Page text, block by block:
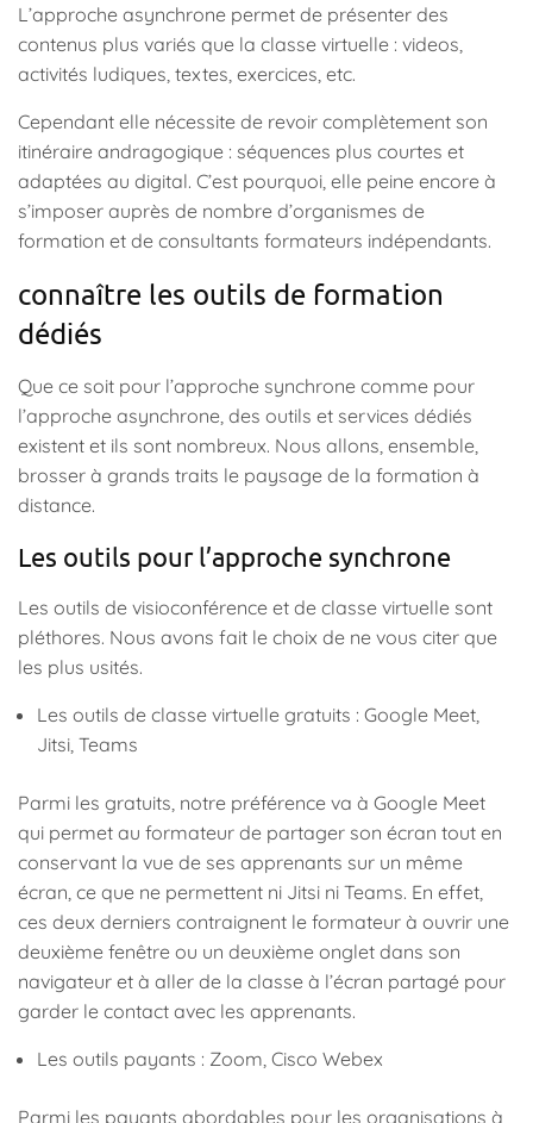
L’approche asynchrone permet de présenter des
contenus plus variés que la classe virtuelle : videos,
activités ludiques, textes, exercices, etc.
Cependant elle nécessite de revoir complètement son
itinéraire andragogique : séquences plus courtes et
adaptées au digital. C’est pourquoi, elle peine encore à
s’imposer auprès de nombre d’organismes de
formation et de consultants formateurs indépendants.
connaître les outils de formation
dédiés
Que ce soit pour l’approche synchrone comme pour
l’approche asynchrone, des outils et services dédiés
existent et ils sont nombreux. Nous allons, ensemble,
brosser à grands traits le paysage de la formation à
distance.
Les outils pour l’approche synchrone
Les outils de visioconférence et de classe virtuelle sont
pléthores. Nous avons fait le choix de ne vous citer que
les plus usités.
Les outils de classe virtuelle gratuits : Google Meet,
Jitsi, Teams
Parmi les gratuits, notre préférence va à Google Meet
qui permet au formateur de partager son écran tout en
conservant la vue de ses apprenants sur un même
écran, ce que ne permettent ni Jitsi ni Teams. En effet,
ces deux derniers contraignent le formateur à ouvrir une
deuxième fenêtre ou un deuxième onglet dans son
navigateur et à aller de la classe à l’écran partagé pour
garder le contact avec les apprenants.
Les outils payants : Zoom, Cisco Webex
Parmi les payants abordables pour les organisations à